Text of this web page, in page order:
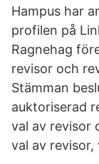
Hampus har
profilen på
Ragnehag
revisor och
Stämman
auktoriserad
val av revisor
val av revisor,